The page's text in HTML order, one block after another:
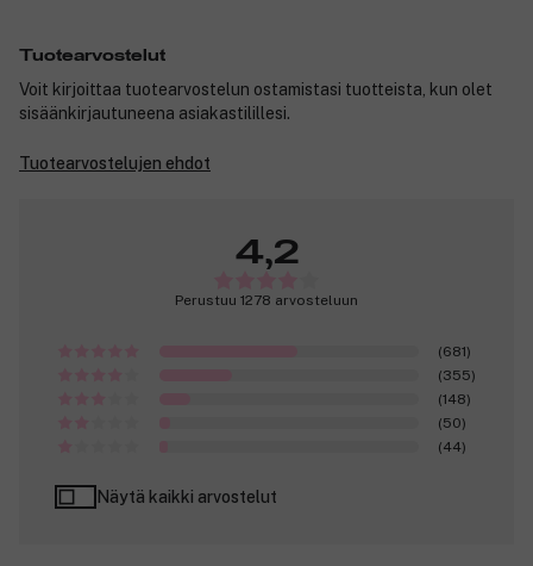
Tuotearvostelut
Voit kirjoittaa tuotearvostelun ostamistasi tuotteista, kun olet
sisäänkirjautuneena asiakastilillesi.
Tuotearvostelujen ehdot
4,2
Perustuu 1278 arvosteluun
(681)
(355)
(148)
(50)
(44)
Näytä kaikki arvostelut